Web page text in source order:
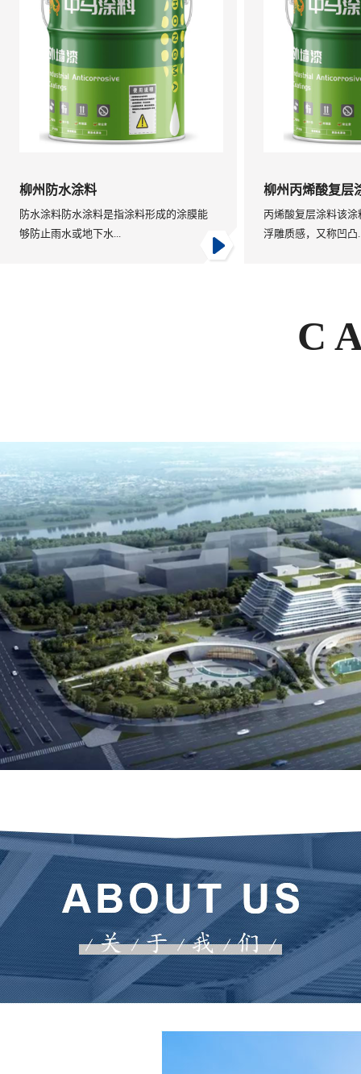
柳州防水涂料
防水涂料防水涂料是指涂料形成的涂膜能
够防止雨水或地下水...
柳州丙烯酸复层
丙烯酸复层涂料该
浮雕质感，又称凹凸